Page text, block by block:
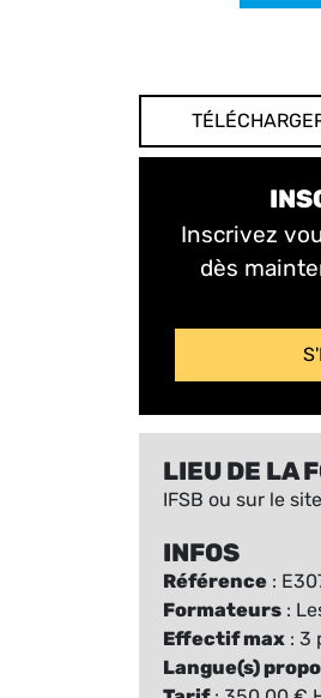
Inscrivez
dès
LIEU DE LA
IFSB ou sur le
INFOS
Référence :
Formateurs :
Effectif max : 3
Langue(s)